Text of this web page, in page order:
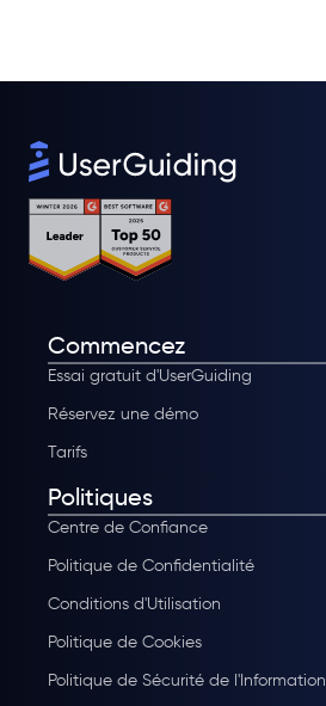
Commencez
Essai gratuit d'UserGuiding
Réservez une démo
Tarifs
Politiques
Centre de Confiance
Politique de Confidentialité
Conditions d'Utilisation
Politique de Cookies
Politique de Sécurité de l'Information